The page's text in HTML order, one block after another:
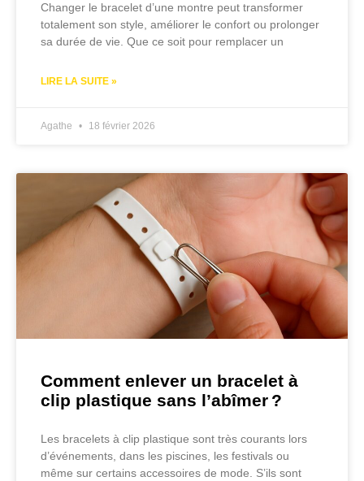
Changer le bracelet d’une montre peut transformer
totalement son style, améliorer le confort ou prolonger
sa durée de vie. Que ce soit pour remplacer un
LIRE LA SUITE »
Agathe 18 février 2026
Comment enlever un bracelet à
clip plastique sans l’abîmer ?
Les bracelets à clip plastique sont très courants lors
d’événements, dans les piscines, les festivals ou
même sur certains accessoires de mode. S’ils sont